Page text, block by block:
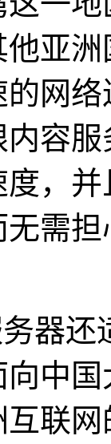
亚
网
容
，
需
器
中
联